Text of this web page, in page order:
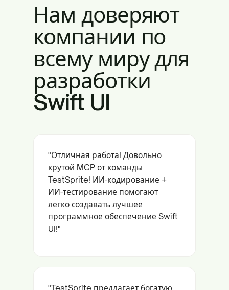
Нам доверяют
компании по
всему миру для
разработки
Swift UI
"Отличная работа! Довольно
крутой MCP от команды
TestSprite! ИИ-кодирование +
ИИ-тестирование помогают
легко создавать лучшее
программное обеспечение Swift
UI!"
"TestSprite предлагает богатую